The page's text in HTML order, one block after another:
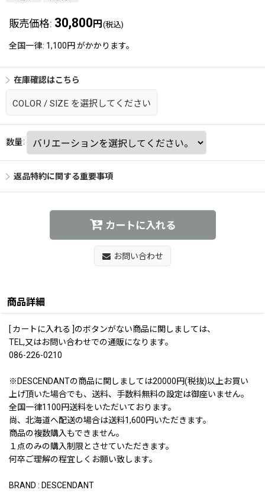
販売価格: 30,800 円 (税込)
全国一律: 1,100円 がかかります。
在庫確認はこちら
COLOR / SIZE を選択してください
数量:
返品特約に関する重要事項
カートに入れる
お問い合わせ
商品詳細
[ カートに入れる ]のボタンがない商品に関しましては、
TEL,又はお問い合わせでの通販になります。
086-226-0210
※DESCENDANTの商品に関しましては20000円(税抜)以上お買い
上げ頂いた場合でも、送料、手数料無料の設定は御座いません。
全国一律1100円送料をいただいております。
尚、北海道へ配送の場合は送料1,600円いただきます。
商品の複数購入もできません。
１点のみの購入制限とさせていただきます。
何卒ご理解の程宜しくお願い致します。
BRAND : DESCENDANT